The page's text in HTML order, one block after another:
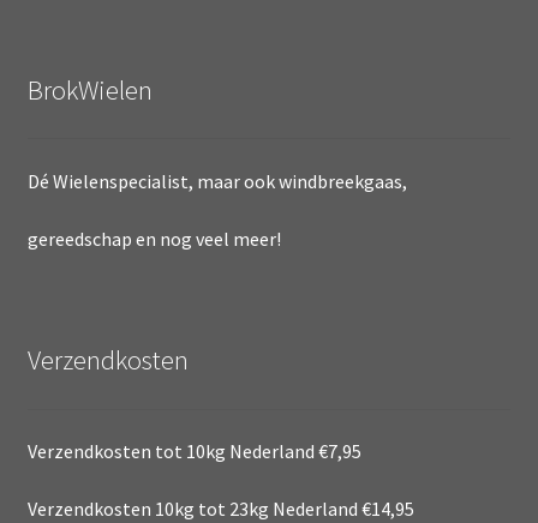
BrokWielen
Dé Wielenspecialist, maar ook windbreekgaas,
gereedschap en nog veel meer!
Verzendkosten
Verzendkosten tot 10kg Nederland €7,95
Verzendkosten 10kg tot 23kg Nederland €14,95